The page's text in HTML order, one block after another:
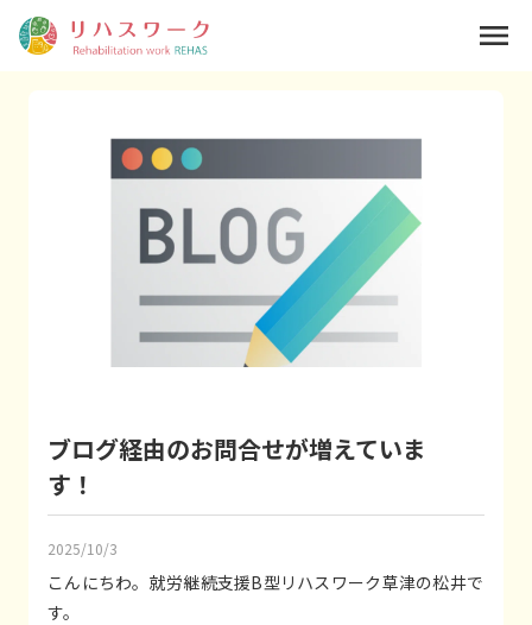
ブログ経由のお問合せが増えていま
す！
2025/10/3
こんにちわ。就労継続支援B型リハスワーク草津の松井で
す。
menu